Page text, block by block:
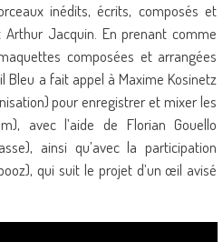
inédits, écrits, composés et
Jacquin. En prenant comme
composées et arrangées
Bleu a fait appel à Maxime Kosinetz
pour enregistrer et mixer les
avec l’aide de Florian Gouello
ainsi qu’avec la participation
qui suit le projet d’un œil avisé